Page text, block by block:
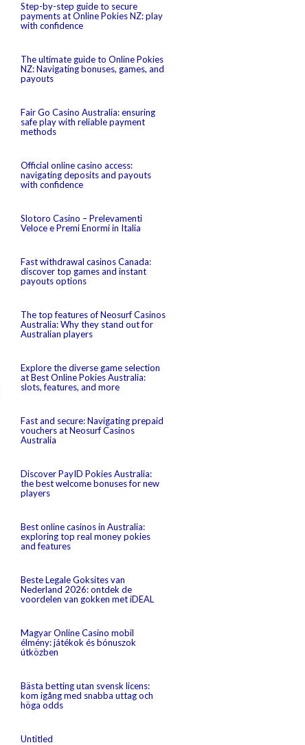
Step-by-step guide to secure
payments at Online Pokies NZ: play
with confidence
The ultimate guide to Online Pokies
NZ: Navigating bonuses, games, and
payouts
Fair Go Casino Australia: ensuring
safe play with reliable payment
methods
Official online casino access:
navigating deposits and payouts
with confidence
Slotoro Casino – Prelevamenti
Veloce e Premi Enormi in Italia
Fast withdrawal casinos Canada:
discover top games and instant
payouts options
The top features of Neosurf Casinos
Australia: Why they stand out for
Australian players
Explore the diverse game selection
at Best Online Pokies Australia:
slots, features, and more
Fast and secure: Navigating prepaid
vouchers at Neosurf Casinos
Australia
Discover PayID Pokies Australia:
the best welcome bonuses for new
players
Best online casinos in Australia:
exploring top real money pokies
and features
Beste Legale Goksites van
Nederland 2026: ontdek de
voordelen van gokken met iDEAL
Magyar Online Casino mobil
élmény: játékok és bónuszok
útközben
Bästa betting utan svensk licens:
kom igång med snabba uttag och
höga odds
Untitled